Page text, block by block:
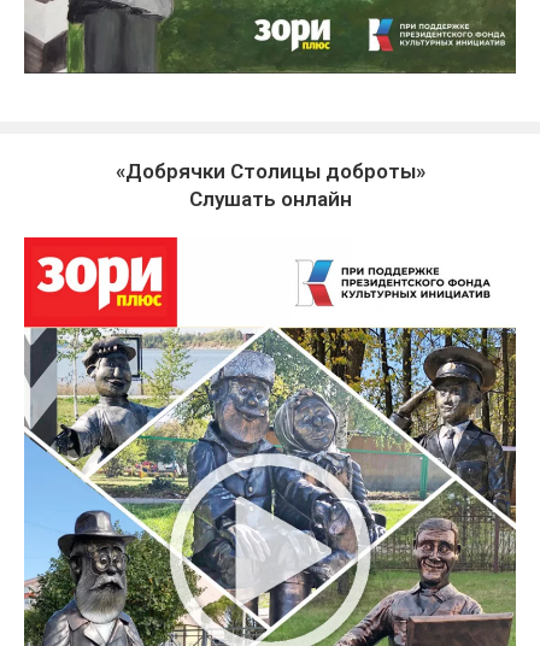
«Добрячки Столицы доброты»
Слушать онлайн